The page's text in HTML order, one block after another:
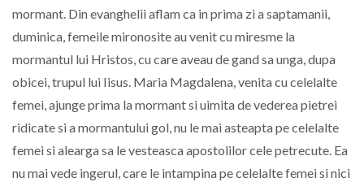
mormant. Din evanghelii aflam ca in prima zi a saptamanii,
duminica, femeile mironosite au venit cu miresme la
mormantul lui Hristos, cu care aveau de gand sa unga, dupa
obicei, trupul lui Iisus. Maria Magdalena, venita cu celelalte
femei, ajunge prima la mormant si uimita de vederea pietrei
ridicate si a mormantului gol, nu le mai asteapta pe celelalte
femei si alearga sa le vesteasca apostolilor cele petrecute. Ea
nu mai vede ingerul, care le intampina pe celelalte femei si nici